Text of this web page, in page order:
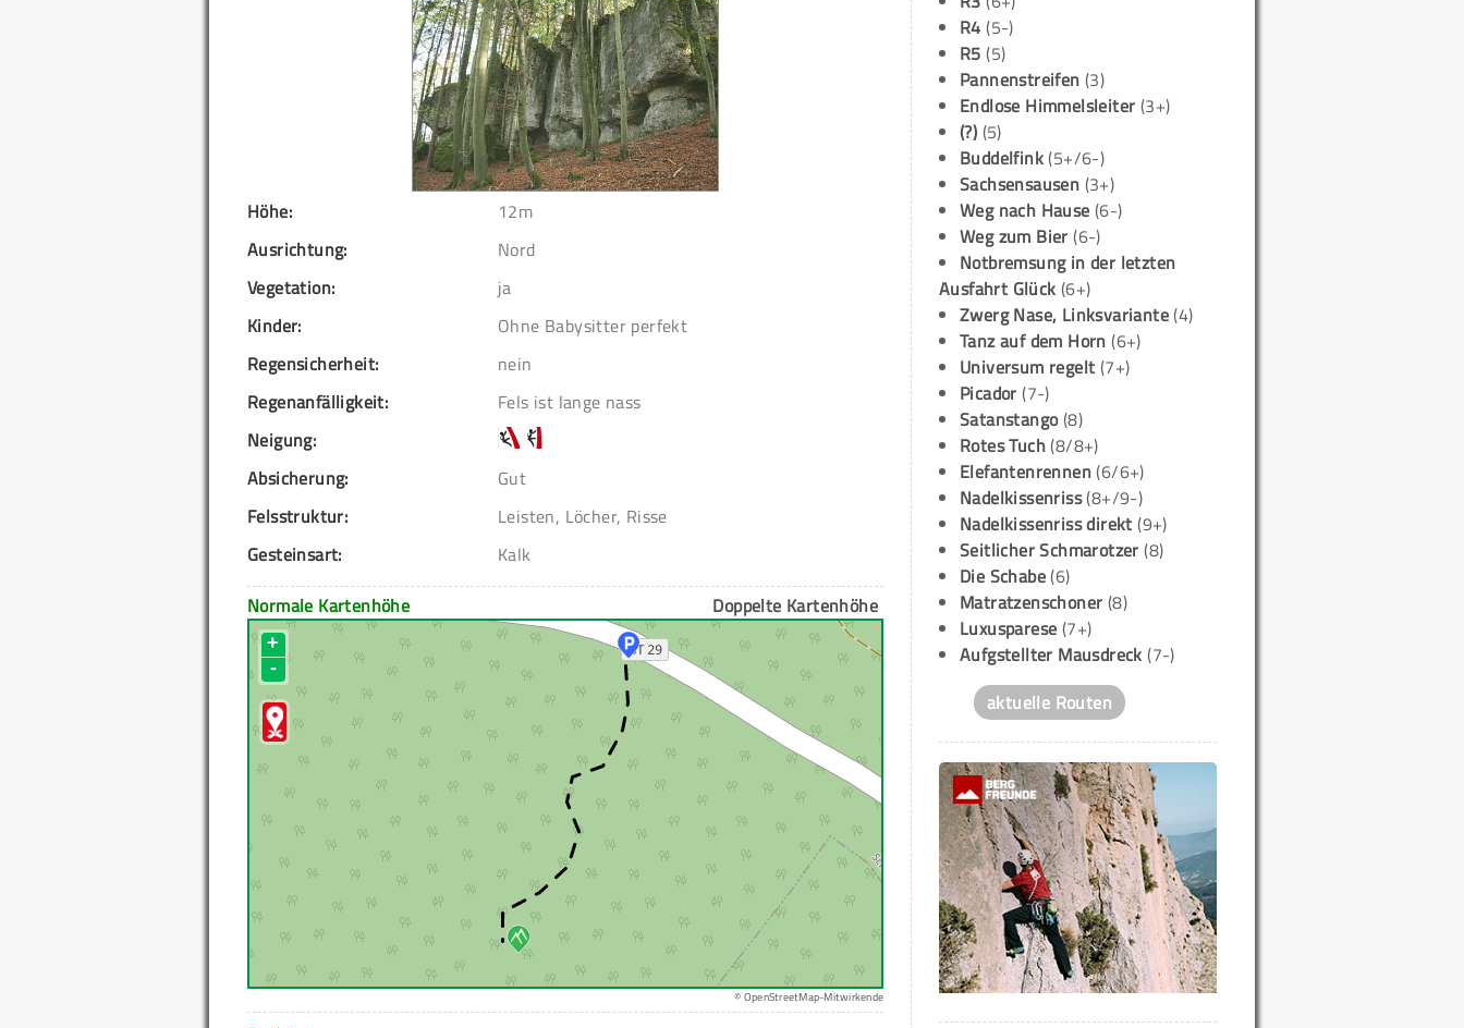
Höhe:
12m
Ausrichtung:
Nord
Vegetation:
ja
Kinder:
Ohne Babysitter perfekt
Regensicherheit:
nein
Regenanfälligkeit:
Fels ist lange nass
Neigung:
Absicherung:
Gut
Felsstruktur:
Leisten, Löcher, Risse
Gesteinsart:
Kalk
Normale Kartenhöhe
Doppelte Kartenhöhe
+
-
© OpenStreetMap-Mitwirkende
R4 (5-)
R5 (5)
Pannenstreifen (3)
Endlose Himmelsleiter (3+)
(?) (5)
Buddelfink(5+/6-)
Sachsensausen (3+)
Weg nach Hause (6-)
Weg zum Bier (6-)
Notbremsung in der letzten
Ausfahrt Glück (6+)
Zwerg Nase, Linksvariante(4)
Tanz auf dem Horn (6+)
Universum regelt (7+)
Picador (7-)
Satanstango(8)
Rotes Tuch(8/8+)
Elefantenrennen(6/6+)
Nadelkissenriss(8+/9-)
Nadelkissenriss direkt (9+)
Seitlicher Schmarotzer (8)
Die Schabe(6)
Matratzenschoner (8)
Luxusparese (7+)
Aufgstellter Mausdreck (7-)
aktuelle Routen